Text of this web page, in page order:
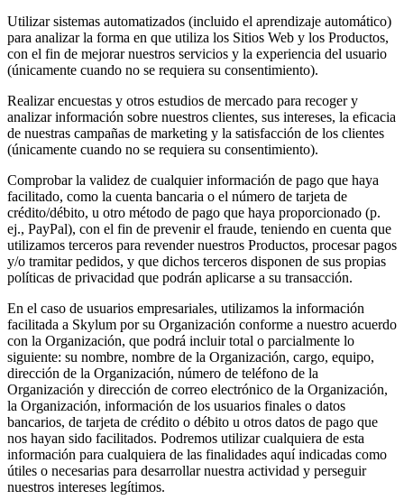
Utilizar sistemas automatizados (incluido el aprendizaje automático)
para analizar la forma en que utiliza los Sitios Web y los Productos,
con el fin de mejorar nuestros servicios y la experiencia del usuario
(únicamente cuando no se requiera su consentimiento).
Realizar encuestas y otros estudios de mercado para recoger y
analizar información sobre nuestros clientes, sus intereses, la eficacia
de nuestras campañas de marketing y la satisfacción de los clientes
(únicamente cuando no se requiera su consentimiento).
Comprobar la validez de cualquier información de pago que haya
facilitado, como la cuenta bancaria o el número de tarjeta de
crédito/débito, u otro método de pago que haya proporcionado (p.
ej., PayPal), con el fin de prevenir el fraude, teniendo en cuenta que
utilizamos terceros para revender nuestros Productos, procesar pagos
y/o tramitar pedidos, y que dichos terceros disponen de sus propias
políticas de privacidad que podrán aplicarse a su transacción.
En el caso de usuarios empresariales, utilizamos la información
facilitada a Skylum por su Organización conforme a nuestro acuerdo
con la Organización, que podrá incluir total o parcialmente lo
siguiente: su nombre, nombre de la Organización, cargo, equipo,
dirección de la Organización, número de teléfono de la
Organización y dirección de correo electrónico de la Organización,
la Organización, información de los usuarios finales o datos
bancarios, de tarjeta de crédito o débito u otros datos de pago que
nos hayan sido facilitados. Podremos utilizar cualquiera de esta
información para cualquiera de las finalidades aquí indicadas como
útiles o necesarias para desarrollar nuestra actividad y perseguir
nuestros intereses legítimos.